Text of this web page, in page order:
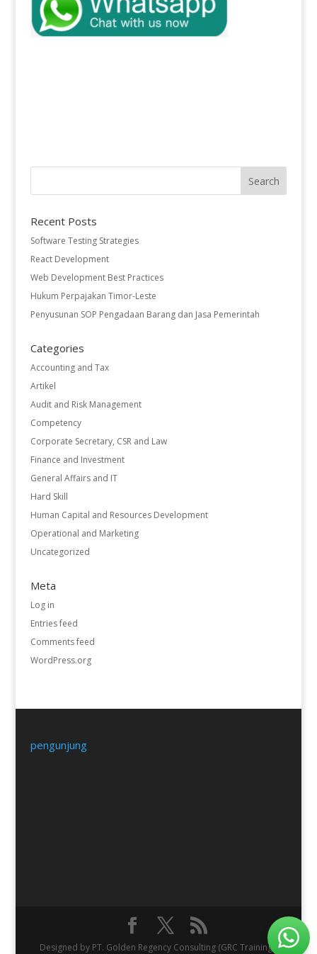
Recent Posts
Software Testing Strategies
React Development
Web Development Best Practices
Hukum Perpajakan Timor-Leste
Penyusunan SOP Pengadaan Barang dan Jasa Pemerintah
Categories
Accounting and Tax
Artikel
Audit and Risk Management
Competency
Corporate Secretary, CSR and Law
Finance and Investment
General Affairs and IT
Hard Skill
Human Capital and Resources Development
Operational and Marketing
Uncategorized
Meta
Log in
Entries feed
Comments feed
WordPress.org
pengunjung
Designed by PT. Golden Regency Consulting (GRC Training).